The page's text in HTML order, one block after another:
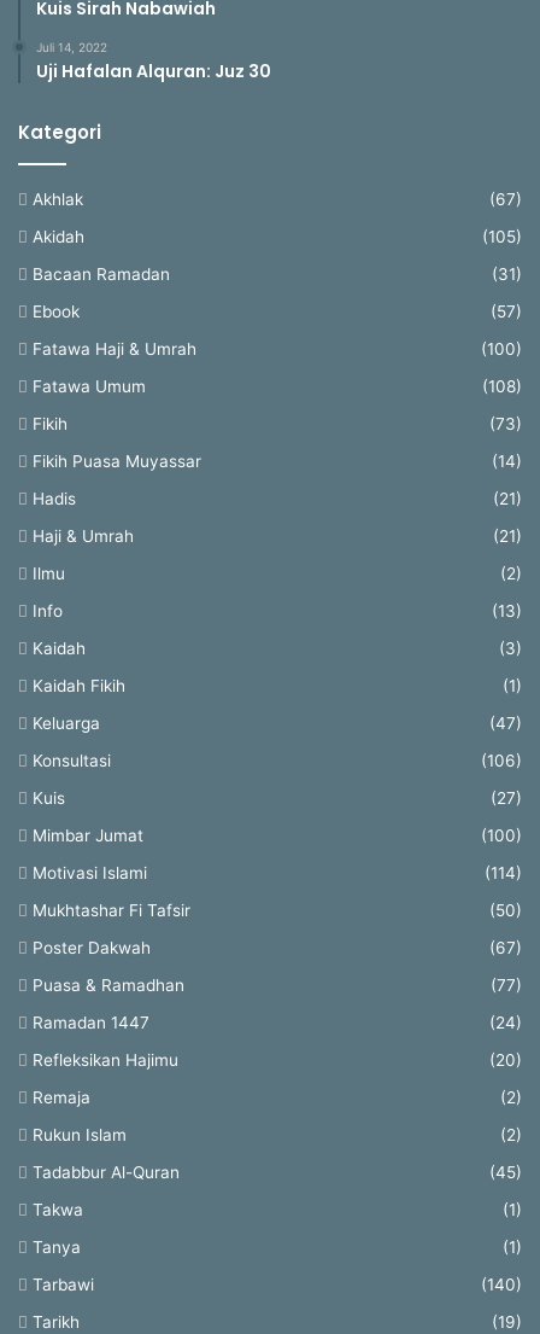
Kuis Sirah Nabawiah
Juli 14, 2022
Uji Hafalan Alquran: Juz 30
Kategori
Akhlak
(67)
Akidah
(105)
Bacaan Ramadan
(31)
Ebook
(57)
Fatawa Haji & Umrah
(100)
Fatawa Umum
(108)
Fikih
(73)
Fikih Puasa Muyassar
(14)
Hadis
(21)
Haji & Umrah
(21)
Ilmu
(2)
Info
(13)
Kaidah
(3)
Kaidah Fikih
(1)
Keluarga
(47)
Konsultasi
(106)
Kuis
(27)
Mimbar Jumat
(100)
Motivasi Islami
(114)
Mukhtashar Fi Tafsir
(50)
Poster Dakwah
(67)
Puasa & Ramadhan
(77)
Ramadan 1447
(24)
Refleksikan Hajimu
(20)
Remaja
(2)
Rukun Islam
(2)
Tadabbur Al-Quran
(45)
Takwa
(1)
Tanya
(1)
Tarbawi
(140)
Tarikh
(19)